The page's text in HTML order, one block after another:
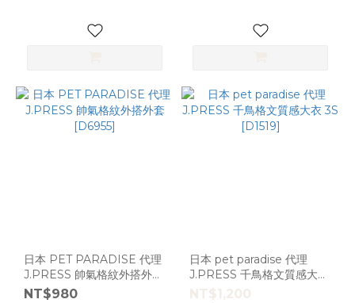
2S
(33)
L
(9)
日本 PET PARADISE 代理
J.PRESS 帥氣格紋外搭外套
[D6955]
NT$980
日本 pet paradise 代理
J.PRESS 千鳥格文質感大衣
3S [D1519]
NT$1,200